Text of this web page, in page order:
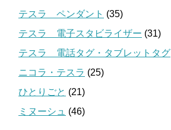
テスラ ペンダント (35)
テスラ 電子スタビライザー (31)
テスラ 電話タグ・タブレットタグ
ニコラ・テスラ (25)
ひとりごと (21)
ミヌーシュ (46)